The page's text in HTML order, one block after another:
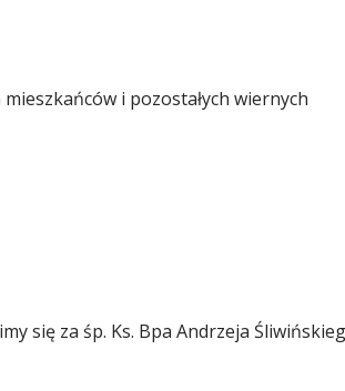
i pozostałych wiernych
się za śp. Ks. Bpa Andrzeja